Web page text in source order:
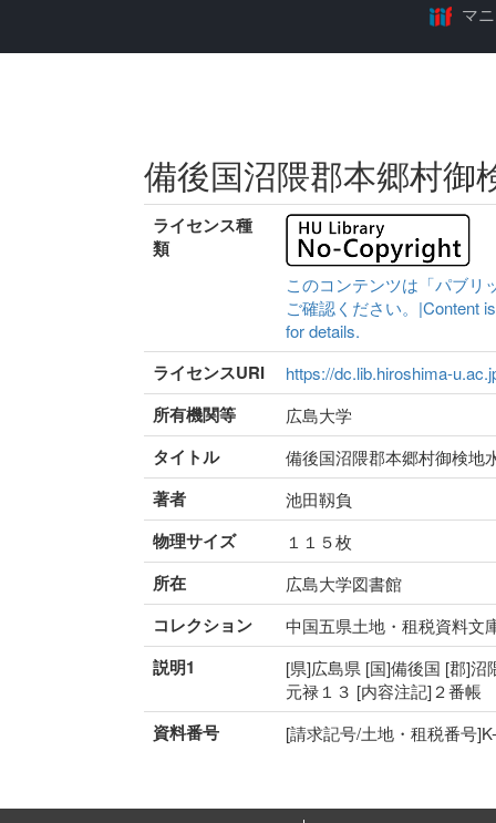
マ
備後国沼隈郡本郷村
ライセンス種
類
このコンテンツは「パブリ
ご確認ください。|Content
for details.
ライセンスURI https://dc.lib.hiroshima-
所有機関等 広島大学
タイトル 備後国沼隈郡本郷村御検
著者 池田靱負
物理サイズ １１５枚
所在 広島大学図書館
コレクション 中国五県土地・租税資料文
説明1
[県]広島県 [国]備後国 [郡]
元禄１３ [内容注記]２番帳
資料番号 [請求記号/土地・租税番号